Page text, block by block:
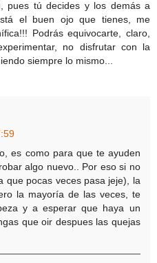
pues tú decides y los demás a
el buen ojo que tienes, me
Podrás equivocarte, claro,
no disfrutar con la
siempre lo mismo...
es como para que te ayuden
algo nuevo.. Por eso si no
que pocas veces pasa jeje), la
la mayoría de las veces, te
y a esperar que haya un
que oir despues las quejas